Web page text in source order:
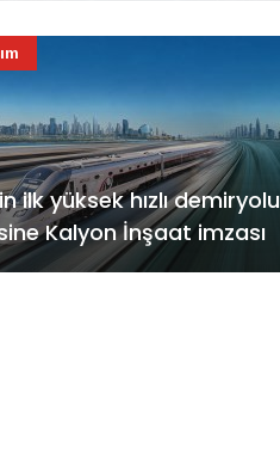
ilk yüksek hızlı demiryolu
Kalyon İnşaat imzası